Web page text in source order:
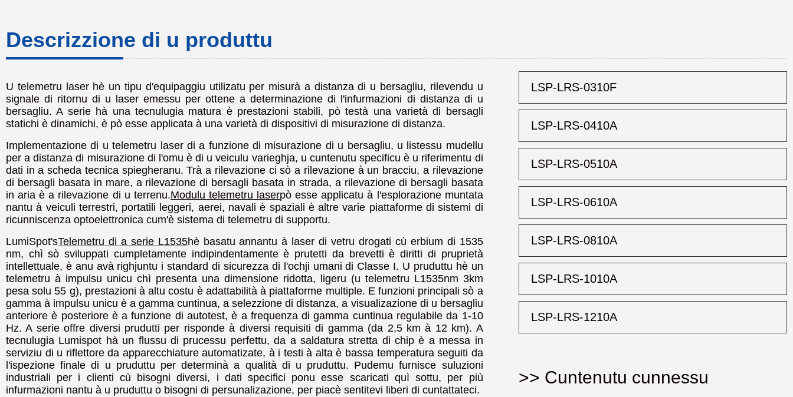
Descrizzione di u produttu
U telemetru laser hè un tipu d'equipaggiu utilizatu per misurà a distanza di u bersagliu, rilevendu u
signale di ritornu di u laser emessu per ottene a determinazione di l'infurmazioni di distanza di u
bersagliu. A serie hà una tecnulugia matura è prestazioni stabili, pò testà una varietà di bersagli
statichi è dinamichi, è pò esse applicata à una varietà di dispositivi di misurazione di distanza.
Implementazione di u telemetru laser di a funzione di misurazione di u bersagliu, u listessu mudellu
per a distanza di misurazione di l'omu è di u veiculu varieghja, u cuntenutu specificu è u riferimentu di
dati in a scheda tecnica spiegheranu. Trà a rilevazione ci sò a rilevazione à un bracciu, a rilevazione
di bersagli basata in mare, a rilevazione di bersagli basata in strada, a rilevazione di bersagli basata
in aria è a rilevazione di u terrenu.Modulu telemetru laserpò esse applicatu à l'esplorazione muntata
nantu à veiculi terrestri, portatili leggeri, aerei, navali è spaziali è altre varie piattaforme di sistemi di
ricunniscenza optoelettronica cum'è sistema di telemetru di supportu.
LumiSpot'sTelemetru di a serie L1535hè basatu annantu à laser di vetru drogati cù erbium di 1535
nm, chì sò sviluppati cumpletamente indipindentamente è prutetti da brevetti è diritti di pruprietà
intellettuale, è anu avà righjuntu i standard di sicurezza di l'ochji umani di Classe I. U pruduttu hè un
telemetru à impulsu unicu chì presenta una dimensione ridotta, ligeru (u telemetru L1535nm 3km
pesa solu 55 g), prestazioni à altu costu è adattabilità à piattaforme multiple. E funzioni principali sò a
gamma à impulsu unicu è a gamma cuntinua, a selezzione di distanza, a visualizazione di u bersagliu
anteriore è posteriore è a funzione di autotest, è a frequenza di gamma cuntinua regulabile da 1-10
Hz. A serie offre diversi prudutti per risponde à diversi requisiti di gamma (da 2,5 km à 12 km). A
tecnulugia Lumispot hà un flussu di prucessu perfettu, da a saldatura stretta di chip è a messa in
serviziu di u riflettore da apparecchiature automatizate, à i testi à alta è bassa temperatura seguiti da
l'ispezione finale di u pruduttu per determinà a qualità di u pruduttu. Pudemu furnisce suluzioni
industriali per i clienti cù bisogni diversi, i dati specifici ponu esse scaricati quì sottu, per più
infurmazioni nantu à u pruduttu o bisogni di persunalizazione, per piacè sentitevi liberi di cuntattateci.
LSP-LRS-0310F
LSP-LRS-0410A
LSP-LRS-0510A
LSP-LRS-0610A
LSP-LRS-0810A
LSP-LRS-1010A
LSP-LRS-1210A
>> Cuntenutu cunnessu